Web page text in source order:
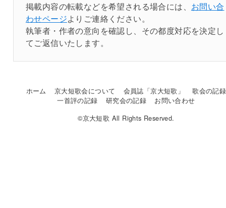
掲載内容の転載などを希望される場合には、 お問い合
わせページよりご連絡ください。
執筆者・作者の意向を確認し、その都度対応を決定し
てご返信いたします。
ホーム 京大短歌会について 会員誌「京大短歌」
歌会の記録
一首評の記録
研究会の記録
お問い合わせ
©京大短歌 All Rights Reserved.